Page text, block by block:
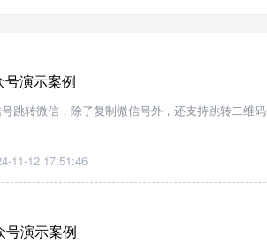
演示案例
跳转微信，除了复制微信号外，还支持跳转二维
11-12 17:51:46
号演示案例